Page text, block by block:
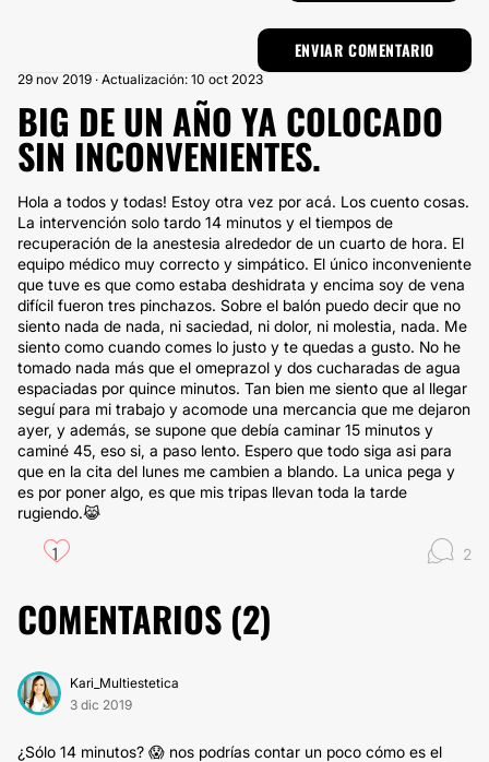
29 nov 2019 · Actualización: 10 oct 2023
BIG DE UN AÑO YA COLOCADO
SIN INCONVENIENTES.
Hola a todos y todas! Estoy otra vez por acá. Los cuento cosas.
La intervención solo tardo 14 minutos y el tiempos de
recuperación de la anestesia alrededor de un cuarto de hora. El
equipo médico muy correcto y simpático. El único inconveniente
que tuve es que como estaba deshidrata y encima soy de vena
difícil fueron tres pinchazos. Sobre el balón puedo decir que no
siento nada de nada, ni saciedad, ni dolor, ni molestia, nada. Me
siento como cuando comes lo justo y te quedas a gusto. No he
tomado nada más que el omeprazol y dos cucharadas de agua
espaciadas por quince minutos. Tan bien me siento que al llegar
seguí para mi trabajo y acomode una mercancia que me dejaron
ayer, y además, se supone que debía caminar 15 minutos y
caminé 45, eso si, a paso lento. Espero que todo siga asi para
que en la cita del lunes me cambien a blando. La unica pega y
es por poner algo, es que mis tripas llevan toda la tarde
rugiendo.😹
1 2
COMENTARIOS (2)
Kari_Multiestetica
3 dic 2019
¿Sólo 14 minutos? 😱 nos podrías contar un poco cómo es el